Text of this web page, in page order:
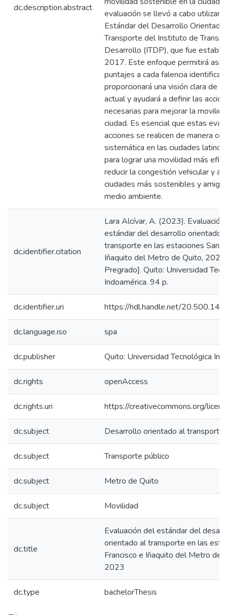
dc.description.abstract
evaluación se llevó a cabo
Estándar del Desarrollo Orientado
Transporte del Instituto de
Desarrollo (ITDP), que fue
2017. Este enfoque permitirá
puntajes a cada falencia
proporcionará una visión clara de
actual y ayudará a definir las
necesarias para mejorar la
ciudad. Es esencial que estas
acciones se realicen de manera
sistemática en las ciudades
para lograr una movilidad más
reducir la congestión vehicular y
ciudades más sostenibles y
medio ambiente.
dc.identifier.citation
Lara Alcívar, A. (2023).
estándar del desarrollo orientado
transporte en las estaciones San
Iñaquito del Metro de Quito,
Pregrado]. Quito: Universidad
Indoamérica. 94 p.
dc.identifier.uri https://hdl.handle.net/
dc.language.iso spa
dc.publisher Quito: Universidad Tecnológica
dc.rights openAccess
dc.rights.uri https://creativecommons.org/
dc.subject Desarrollo orientado al transporte
dc.subject Transporte público
dc.subject Metro de Quito
dc.subject Movilidad
dc.title
Evaluación del estándar del
orientado al transporte en las
Francisco e Iñaquito del Metro de
2023
dc.type bachelorThesis